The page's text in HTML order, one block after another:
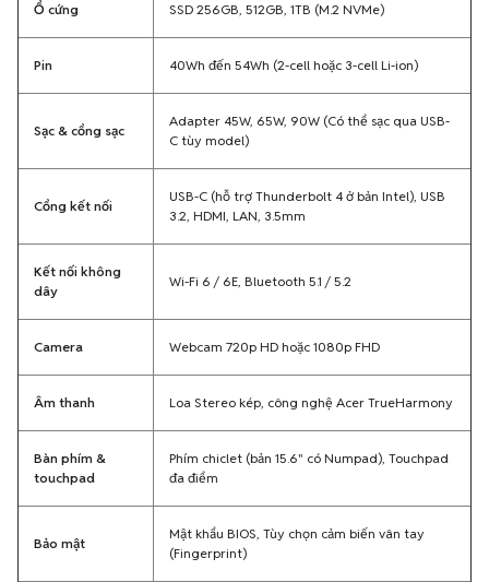
Ổ cứng SSD 256GB, 512GB, 1TB (M.2 NVMe)
Pin 40Wh đến 54Wh (2-cell hoặc 3-cell Li-ion)
Sạc & cổng sạc
Adapter 45W, 65W, 90W (Có thể sạc qua USB-
C tùy model)
Cổng kết nối
USB-C (hỗ trợ Thunderbolt 4 ở bản Intel), USB
3.2, HDMI, LAN, 3.5mm
Kết nối không
dây
Wi-Fi 6 / 6E, Bluetooth 5.1 / 5.2
Camera Webcam 720p HD hoặc 1080p FHD
Âm thanh Loa Stereo kép, công nghệ Acer TrueHarmony
Bàn phím &
touchpad
Phím chiclet (bản 15.6" có Numpad), Touchpad
đa điểm
Bảo mật
Mật khẩu BIOS, Tùy chọn cảm biến vân tay
(Fingerprint)